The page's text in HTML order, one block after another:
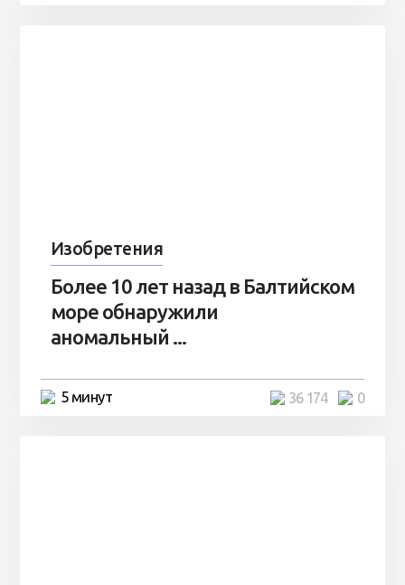
Изобретения
Более 10 лет назад в Балтийском
море обнаружили
аномальный ...
5 минут 0
36 174